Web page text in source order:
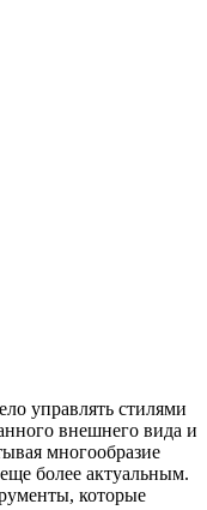
управлять стилями
внешнего вида и
многообразие
более актуальным.
которые